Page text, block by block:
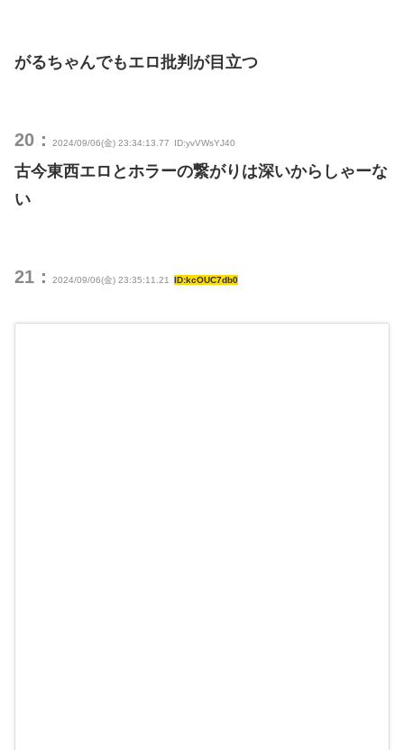
がるちゃんでもエロ批判が目立つ
20： 2024/09/06(金) 23:34:13.77 ID:yvVWsYJ40
古今東西エロとホラーの繋がりは深いからしゃーな
い
21： 2024/09/06(金) 23:35:11.21 ID:kcOUC7db0